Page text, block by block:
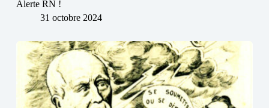
Alerte RN !
31 octobre 2024